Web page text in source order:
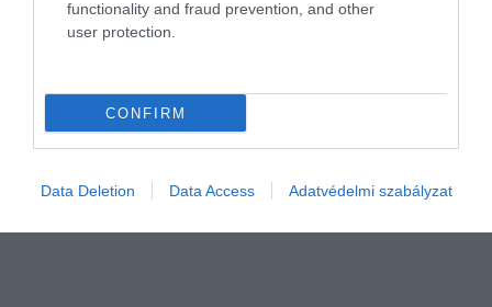
functionality and fraud prevention, and other
user protection.
CONFIRM
Data Deletion Data Access Adatvédelmi szabályzat
IDŐJÁRÁS
Legalább egy héten át számíthatunk 35-40 fok közötti napi
csúcshőmérsékletekre. A jelenlegi hő- és vízstressz hatására a
szántóföldi növények idő előtt száradása folytatódik, és a